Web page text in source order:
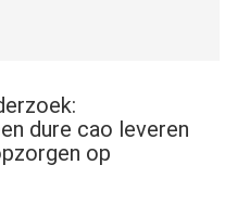
dure cao leveren
op